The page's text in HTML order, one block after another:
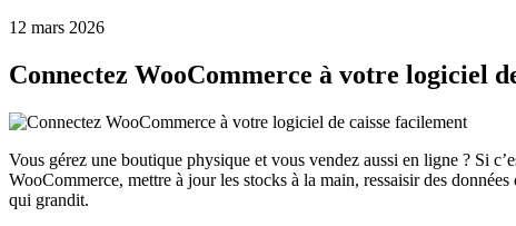
12 mars 2026
Connectez WooCommerce à votre logiciel
Vous gérez une boutique physique et vous vendez aussi en ligne ? Si
WooCommerce, mettre à jour les stocks à la main, ressaisir des
qui grandit.